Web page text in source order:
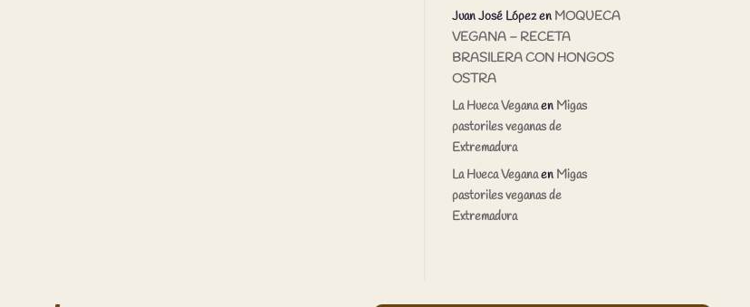
Juan José Lópezen MOQUECA
VEGANA – RECETA
BRASILERA CON HONGOS
OSTRA
La Hueca Veganaen Migas
pastoriles veganas de
Extremadura
La Hueca Veganaen Migas
pastoriles veganas de
Extremadura